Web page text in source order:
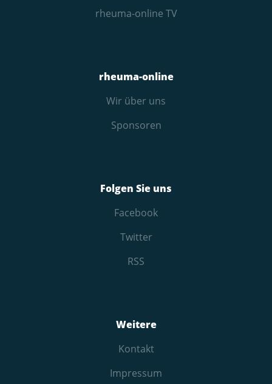
rheuma-online TV
rheuma-online
Wir über uns
Sponsoren
Folgen Sie uns
Facebook
Twitter
RSS
Weitere
Kontakt
Impressum